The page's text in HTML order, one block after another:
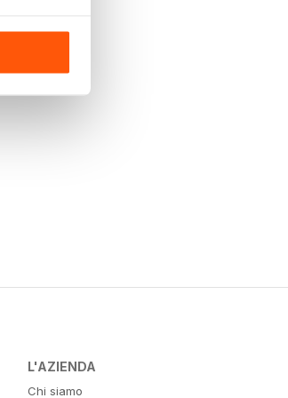
L'AZIENDA
Chi siamo